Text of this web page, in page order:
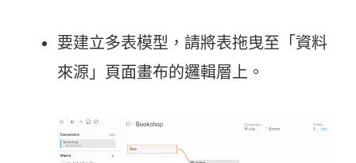
要建立多表模型，請將表拖曳至「資料
來源」頁面畫布的邏輯層上。